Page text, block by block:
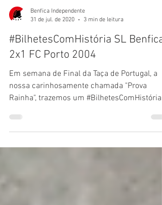
Benfica Independente
31 de jul. de 2020
3 min de leitura
#BilhetesComHistória SL Benfica
2x1 FC Porto 2004
Em semana de Final da Taça de Portugal, a
nossa carinhosamente chamada "Prova